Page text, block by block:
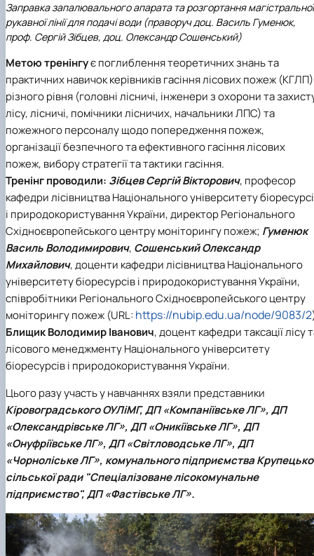
Заправка запалювального апарата та розгортання магістральної
рукавної лінії для подачі води (праворуч доц. Василь Гуменюк,
проф. Сергій Зібцев, доц. Олександр Сошенський)
Метою тренінгує поглиблення теоретичних знань та
практичних навичок керівників гасіння лісових пожеж (КГЛП)
різного рівня (головні лісничі, інженери з охорони та
лісу, лісничі, помічники лісничих, начальники ЛПС) та
пожежного персоналу щодо попередження пожеж,
організації безпечного та ефективного гасіння лісових
пожеж, вибору стратегії та тактики гасіння.
Тренінг проводили: Зібцев Сергій Вікторович, професор
кафедри лісівництва Національного університету
і природокористування України, директор Регіонального
Східноєвропейського центру моніторингу пожеж; Гуменюк
Василь Володимирович, Сошенський Олександр
Михайлович, доценти кафедри лісівництва Національного
університету біоресурсів і природокористування України,
співробітники Регіонального Східноєвропейського центру
моніторингу пожеж (URL: https://nubip.edu.ua/node/9083/2
Блищик Володимир Іванович, доцент кафедри таксації лісу
лісового менеджменту Національного університету
біоресурсів і природокористування України.
Цього разу участь у навчаннях взяли представники
Кіровоградського ОУЛіМГ, ДП «Компаніївське ЛГ», ДП
«Олександрівське ЛГ», ДП «Оникіївське ЛГ», ДП
«Онуфріївське ЛГ», ДП «Світловодське ЛГ», ДП
«Чорноліське ЛГ», комунального підприємства
сільської ради "Спеціалізоване лісокомунальне
підприємство", ДП «Фастівське ЛГ».